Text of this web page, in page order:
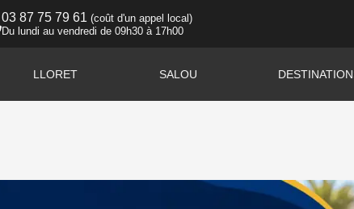
03 87 75 79 61 (coût d'un appel local)
Du lundi au vendredi de 09h30 à 17h00
LLORET SALOU